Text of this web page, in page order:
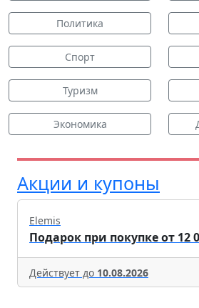
Политика
Спорт
Туризм
Экономика
Акции и купоны
Elemis
Подарок при покупке от 12
Действует до 10.08.2026